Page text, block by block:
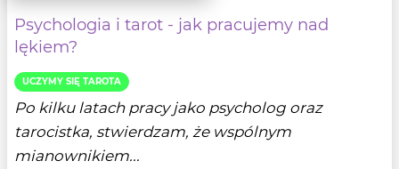
Psychologia i tarot - jak pracujemy nad
lękiem?
UCZYMY SIĘ TAROTA
Po kilku latach pracy jako psycholog oraz
tarocistka, stwierdzam, że wspólnym
mianownikiem...